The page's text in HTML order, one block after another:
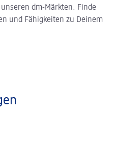
dm-Märkten. Finde
und Fähigkeiten zu Deinem